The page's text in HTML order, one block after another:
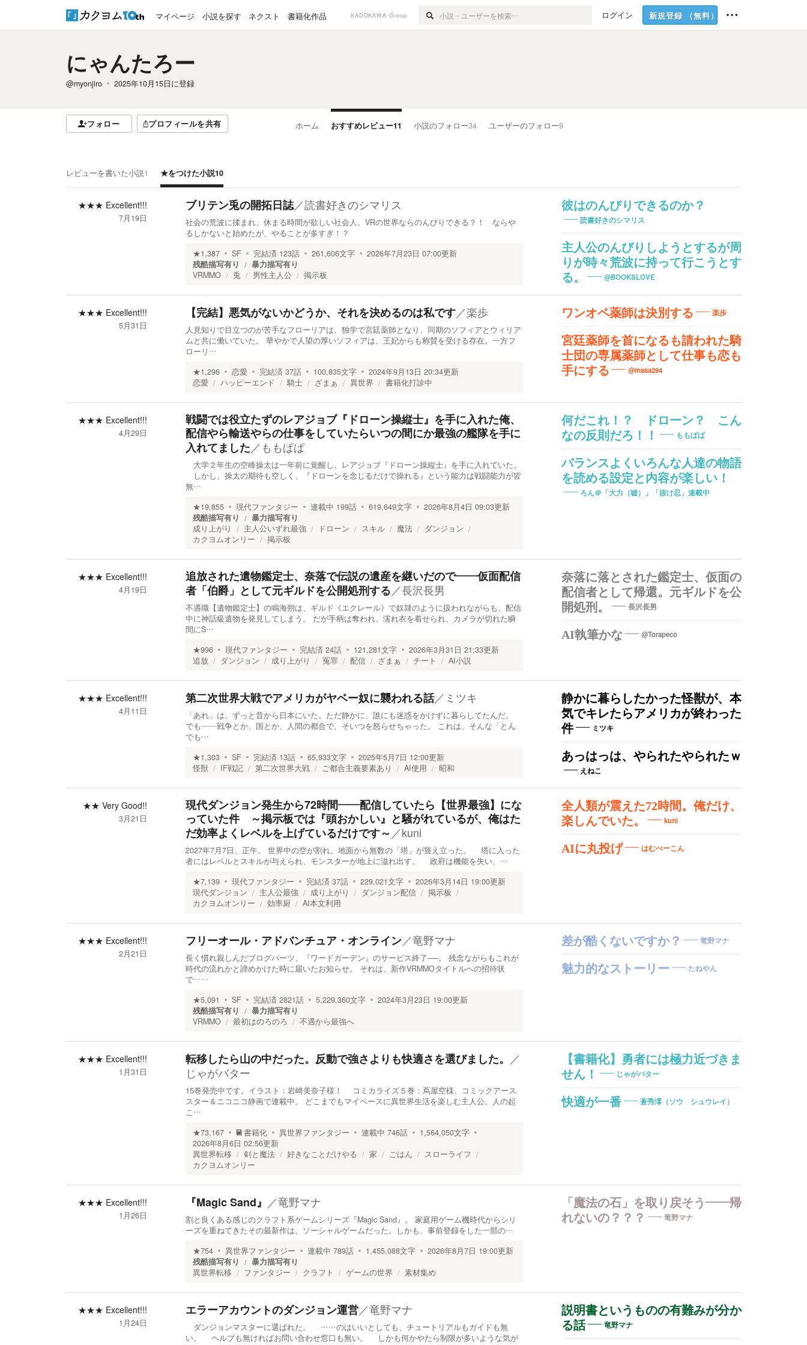
マイページ 小説を探す ネクスト 書籍化作品 KADOKAWA Group ログイン 新規登録 （無料）
にゃんたろー
@myonjiro 2025年10月15日に登録
フォロー プロフィールを共有 ホーム おすすめレビュー11 小説のフォロー34 ユーザーのフォロー9
レビューを書いた小説1 ★をつけた小説10
★★★ Excellent!!!
7月19日
ブリテン兎の開拓日誌／読書好きのシマリス
社会の荒波に揉まれ、休まる時間が欲しい社会人。VRの世界ならのんびりできる？！ ならや
るしかないと始めたが、やることが多すぎ！？
★1,387 SF 完結済 123話 261,606文字 2026年7月23日 07:00更新
残酷描写有り
暴力描写有り
VRMMO
兎 男性主人公 掲示板
彼はのんびりできるのか？
読書好きのシマリス
主人公のんびりしようとするが周
りが時々荒波に持って行こうとす
る。
@BOOKSLOVE
★★★ Excellent!!!
5月31日
【完結】悪気がないかどうか、それを決めるのは私です／楽歩
人見知りで目立つのが苦手なフローリアは、独学で宮廷薬師となり、同期のソフィアとウィリア
ムと共に働いていた。 華やかで人望の厚いソフィアは、王妃からも称賛を受ける存在。一方フ
ローリ…
★1,296 恋愛 完結済 37話 100,835文字 2024年9月13日 20:34更新
恋愛
ハッピーエンド 騎士 ざまぁ 異世界 書籍化打診中
ワンオペ薬師は決別する 楽歩
宮廷薬師を首になるも請われた騎
士団の専属薬師として仕事も恋も
手にする
@masa294
★★★ Excellent!!!
4月29日
戦闘では役立たずのレアジョブ『ドローン操縦士』を手に入れた俺、
配信やら輸送やらの仕事をしていたらいつの間にか最強の艦隊を手に
入れてました／ ももぱぱ
大学２年生の空峰操太は一年前に覚醒し、レアジョブ『ドローン操縦士』を手に入れていた。
しかし、操太の期待も空しく、『ドローンを念じるだけで操れる』という能力は戦闘能力が皆
無…
★19,855 現代ファンタジー 連載中 199話 619,649文字 2026年8月4日 09:03更新
残酷描写有り
暴力描写有り
成り上がり
主人公いずれ最強 ドローン スキル 魔法
ダンジョン
カクヨムオンリー
掲示板
何だこれ！？ ドローン？ こん
なの反則だろ！！
ももぱぱ
バランスよくいろんな人達の物語
を読める設定と内容が楽しい！
ろん＠「大力（嘘）」「抜け忍」連載中
★★★ Excellent!!!
4月19日
追放された遺物鑑定士、奈落で伝説の遺産を継いだので――仮面配信
者「伯爵」として元ギルドを公開処刑する／長沢長男
不遇職【遺物鑑定士】の鳴海朔は、ギルド《エクレール》で奴隷のように扱われながらも、配信
中に神話級遺物を発見してしまう。 だが手柄は奪われ、濡れ衣を着せられ、カメラが切れた瞬
間にS…
★996 現代ファンタジー 完結済 24話 121,281文字 2026年3月31日 21:33更新
追放
ダンジョン 成り上がり 冤罪 配信 ざまぁ チート AI小説
奈落に落とされた鑑定士、仮面の
配信者として帰還。元ギルドを公
開処刑。
長沢長男
AI執筆かな @Torapeco
★★★ Excellent!!!
4月11日
第二次世界大戦でアメリカがヤベー奴に襲われる話／ ミツキ
「あれ」は、ずっと昔から日本にいた。ただ静かに、誰にも迷惑をかけずに暮らしてたんだ。
でも――戦争とか、国とか、人間の都合で、そいつを怒らせちゃった。 これは、そんな「とん
でも…
★1,303 SF 完結済 13話 65,933文字 2025年5月7日 12:00更新
怪獣
IF戦記 第二次世界大戦 ご都合主義要素あり AI使用 昭和
静かに暮らしたかった怪獣が、本
気でキレたらアメリカが終わった
件
ミツキ
あっはっは、やられたやられたｗ
えねこ
★★ Very Good!!
3月21日
現代ダンジョン発生から72時間――配信していたら【世界最強】にな
っていた件 ～掲示板では『頭おかしい』と騒がれているが、俺はた
だ効率よくレベルを上げているだけです～ ／kuni
2027年7月7日、正午。 世界中の空が割れ、地面から無数の「塔」が聳え立った。 塔に入った
者にはレベルとスキルが与えられ、モンスターが地上に溢れ出す。 政府は機能を失い、…
★7,139 現代ファンタジー 完結済 37話 229,021文字 2026年3月14日 19:00更新
現代ダンジョン
主人公最強 成り上がり ダンジョン配信
掲示板
カクヨムオンリー
効率厨 AI本文利用
全人類が震えた72時間。俺だけ、
楽しんでいた。
kuni
AIに丸投げ はむべーこん
★★★ Excellent!!!
2月21日
フリーオール・アドバンチュア・オンライン／竜野マナ
長く慣れ親しんだブログパーツ、『ワードガーデン』のサービス終了──。 残念ながらもこれが
時代の流れかと諦めかけた時に届いたお知らせ。 それは、新作VRMMOタイトルへの招待状
で……
★5,091 SF 完結済 2821話 5,229,360文字 2024年3月23日 19:00更新
残酷描写有り
暴力描写有り
VRMMO
最初はのろのろ 不遇から最強へ
差が酷くないですか？ 竜野マナ
魅力的なストーリー たねやん
★★★ Excellent!!!
1月31日
転移したら山の中だった。反動で強さよりも快適さを選びました。 ／
じゃがバター
15巻発売中です。イラスト：岩崎美奈子様！ コミカライズ５巻：蔦屋空様、コミックアース
スター＆ニコニコ静画で連載中。 どこまでもマイペースに異世界生活を楽しむ主人公。人の起
こ…
★73,167 書籍化 異世界ファンタジー 連載中 746話 1,564,050文字
2026年8月6日 02:56更新
異世界転移
剣と魔法 好きなことだけやる 家 ごはん
スローライフ
カクヨムオンリー
【書籍化】勇者には極力近づきま
せん！
じゃがバター
快適が一番 蒼秀澪（ソウ シュウレイ）
★★★ Excellent!!!
1月26日
『Magic Sand』 ／竜野マナ
割と良くある感じのクラフト系ゲームシリーズ『Magic Sand』。 家庭用ゲーム機時代からシリ
ーズを重ねてきたその最新作は、ソーシャルゲームだった。しかも、事前登録をした一部の…
★754 異世界ファンタジー 連載中 789話 1,455,088文字 2026年8月7日 19:00更新
残酷描写有り
暴力描写有り
異世界転移
ファンタジー クラフト ゲームの世界 素材集め
「魔法の石」を取り戻そう――帰
れないの？？？
竜野マナ
★★★ Excellent!!!
1月24日
エラーアカウントのダンジョン運営／竜野マナ
ダンジョンマスターに選ばれた。 ……のはいいとしても、チュートリアルもガイドも無
い。 ヘルプも無ければお問い合わせ窓口も無い。 しかも何かやたら制限が多いような気が
説明書というものの有難みが分か
る話
竜野マナ